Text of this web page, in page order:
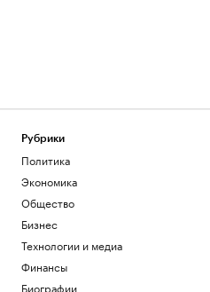
Рубрики
Политика
Экономика
Общество
Бизнес
Технологии и медиа
Финансы
Биографии